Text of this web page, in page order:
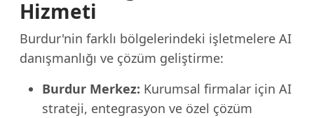
Hizmeti
Burdur'nin farklı bölgelerindeki işletmelere AI
danışmanlığı ve çözüm geliştirme:
Burdur Merkez: Kurumsal firmalar için AI
strateji, entegrasyon ve özel çözüm